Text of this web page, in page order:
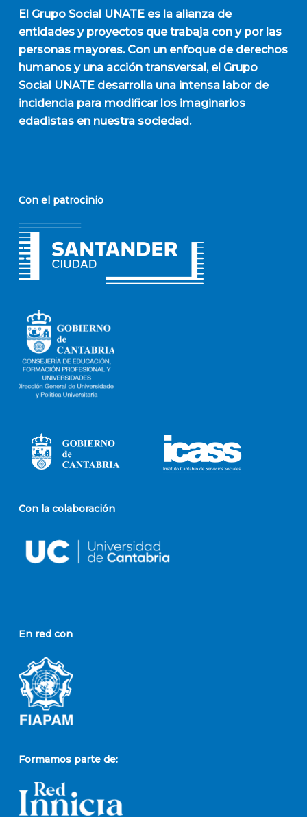
El Grupo Social UNATEes la alianza de
entidades y proyectos que trabaja con y por las
personas mayores. Con un enfoque de derechos
humanos y una acción transversal, el Grupo
Social UNATE desarrolla una intensa labor de
incidencia para modificar los imaginarios
edadistas en nuestra sociedad.
Con el patrocinio
Con la colaboración
En red con
Formamos parte de: